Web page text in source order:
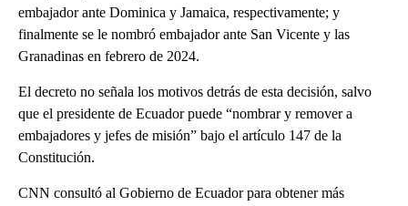
embajador ante Dominica y Jamaica, respectivamente; y
finalmente se le nombró embajador ante San Vicente y las
Granadinas en febrero de 2024.
El decreto no señala los motivos detrás de esta decisión, salvo
que el presidente de Ecuador puede “nombrar y remover a
embajadores y jefes de misión” bajo el artículo 147 de la
Constitución.
CNN consultó al Gobierno de Ecuador para obtener más